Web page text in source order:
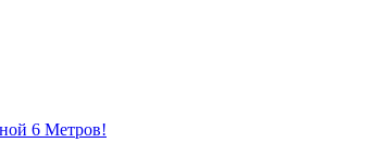
6 Метров!